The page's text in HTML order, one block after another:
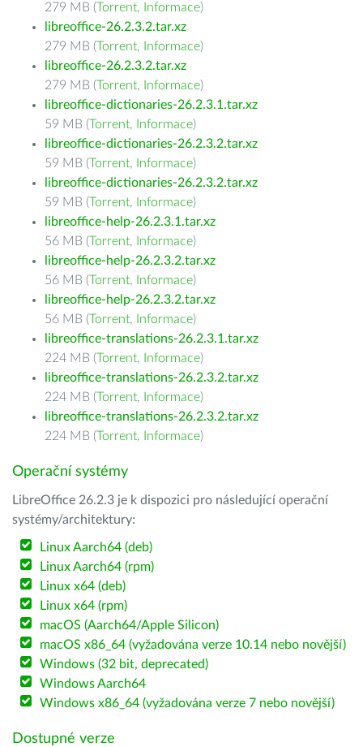
279 MB (Torrent, Informace)
libreoffice-26.2.3.2.tar.xz
279 MB (Torrent, Informace)
libreoffice-26.2.3.2.tar.xz
279 MB (Torrent, Informace)
libreoffice-dictionaries-26.2.3.1.tar.xz
59 MB (Torrent, Informace)
libreoffice-dictionaries-26.2.3.2.tar.xz
59 MB (Torrent, Informace)
libreoffice-dictionaries-26.2.3.2.tar.xz
59 MB (Torrent, Informace)
libreoffice-help-26.2.3.1.tar.xz
56 MB (Torrent, Informace)
libreoffice-help-26.2.3.2.tar.xz
56 MB (Torrent, Informace)
libreoffice-help-26.2.3.2.tar.xz
56 MB (Torrent, Informace)
libreoffice-translations-26.2.3.1.tar.xz
224 MB (Torrent, Informace)
libreoffice-translations-26.2.3.2.tar.xz
224 MB (Torrent, Informace)
libreoffice-translations-26.2.3.2.tar.xz
224 MB (Torrent, Informace)
Operační systémy
LibreOffice 26.2.3 je k dispozici pro následující operační
systémy/architektury:
Linux Aarch64 (deb)
Linux Aarch64 (rpm)
Linux x64 (deb)
Linux x64 (rpm)
macOS (Aarch64/Apple Silicon)
macOS x86_64 (vyžadována verze 10.14 nebo novější)
Windows (32 bit, deprecated)
Windows Aarch64
Windows x86_64 (vyžadována verze 7 nebo novější)
Dostupné verze